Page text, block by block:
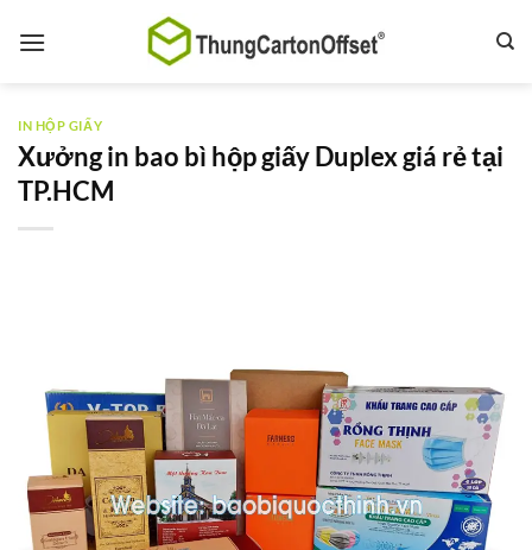
qua
IN HỘP GIẤY
Xưởng in bao bì hộp giấy Duplex giá rẻ tại
TP.HCM